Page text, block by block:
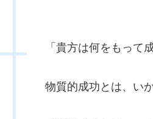
「貴方は何をもって
物質的成功とは、い